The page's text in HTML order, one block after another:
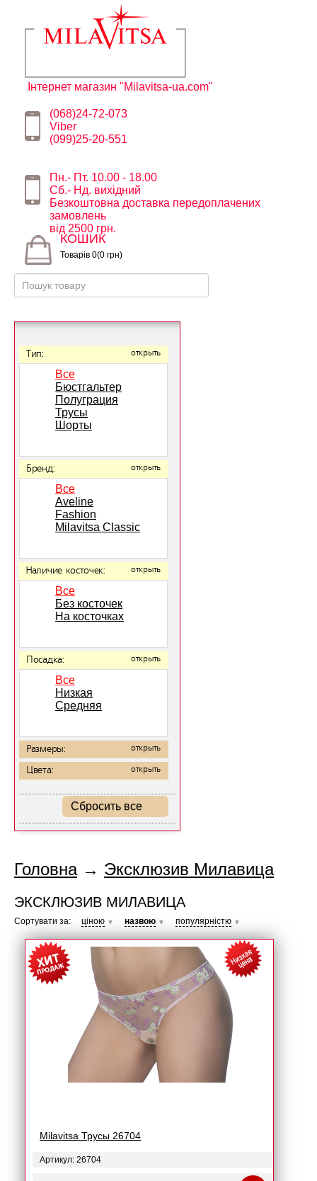
Інтернет магазин "Milavitsa-ua.com"
(068)24-72-073
Viber
(099)25-20-551
Пн.- Пт. 10.00 - 18.00
Сб.- Нд. вихідний
Безкоштовна доставка передоплачених
замовлень
від 2500 грн.
КОШИК
Товарів 0(0 грн)
Тип: открыть
Все
Бюстгальтер
Полуграция
Трусы
Шорты
Бренд: открыть
Все
Aveline
Fashion
Milavitsa Classic
Наличие косточек: открыть
Все
Без косточек
На косточках
Посадка: открыть
Все
Низкая
Средняя
Размеры: открыть
Цвета: открыть
Сбросить все
Головна→ Эксклюзив Милавица
ЭКСКЛЮЗИВ МИЛАВИЦА
Сортувати за: ціною ▼ назвою ▼ популярністю ▼
Milavitsa Трусы 26704
Артикул: 26704